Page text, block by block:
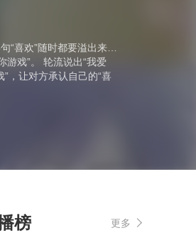
“喜欢”随时都要溢出来…
游戏”。 轮流说出“我爱
，让对方承认自己的“喜
榜 更多